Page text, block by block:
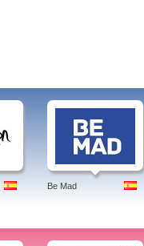
Be Mad